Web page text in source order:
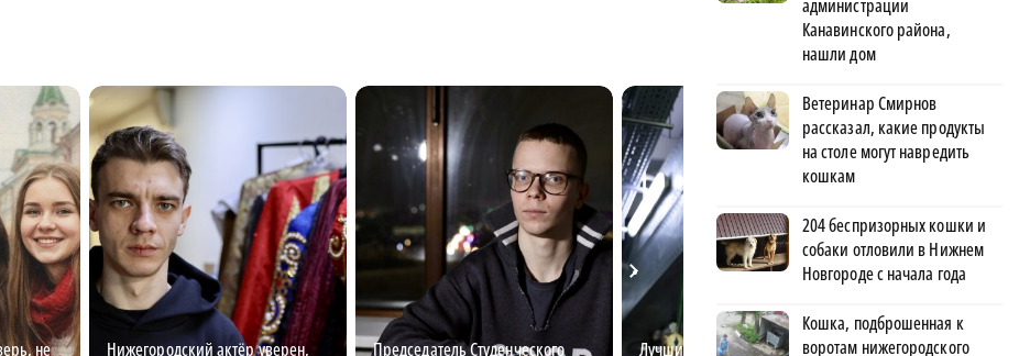
не
Нижегородский актёр уверен,
Председатель Студенческого
Лучший электромонтёр области
Госслужба для
администрации
Канавинского района,
нашли дом
Ветеринар Смирнов
рассказал, какие продукты
на столе могут навредить
кошкам
204 беспризорных кошки и
собаки отловили в Нижнем
Новгороде с начала года
Кошка, подброшенная к
воротам нижегородского